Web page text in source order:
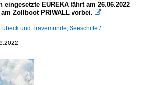
eingesetzte EUREKA fährt am 26.06.2022
Zollboot PRIWALL vorbei. 
und Travemünde, Seeschiffe /